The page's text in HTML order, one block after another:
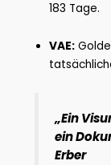
183 Tage.
VAE:
„Ein
ein
Erber